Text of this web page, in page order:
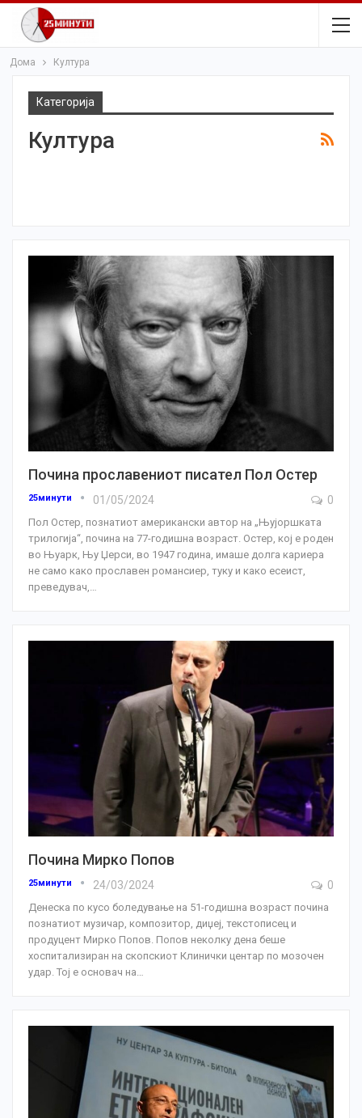
Дома Култура
Категорија
Култура
Почина прославениот писател Пол Остер
25минути 01/05/2024 0
Пол Остер, познатиот американски автор на „Њујоршката
трилогија“, почина на 77-годишна возраст. Остер, кој е роден
во Њуарк, Њу Џерси, во 1947 година, имаше долга кариера
не само како прославен романсиер, туку и како есеист,
преведувач,
Почина Мирко Попов
25минути 24/03/2024 0
Денеска по кусо боледување на 51-годишна возраст почина
познатиот музичар, композитор, диџеj, текстописец и
продуцент Мирко Попов. Попов неколку дена беше
хоспитализиран на скопскиот Клинички центар по мозочен
удар. Тој е основач на